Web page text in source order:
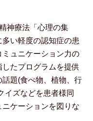
神療法「心理の集
い軽度の認知症の患
ュニケーション力の
たプログラムを提供
題(食べ物、植物、行
イズなどを患者様同
ケーションを図りな